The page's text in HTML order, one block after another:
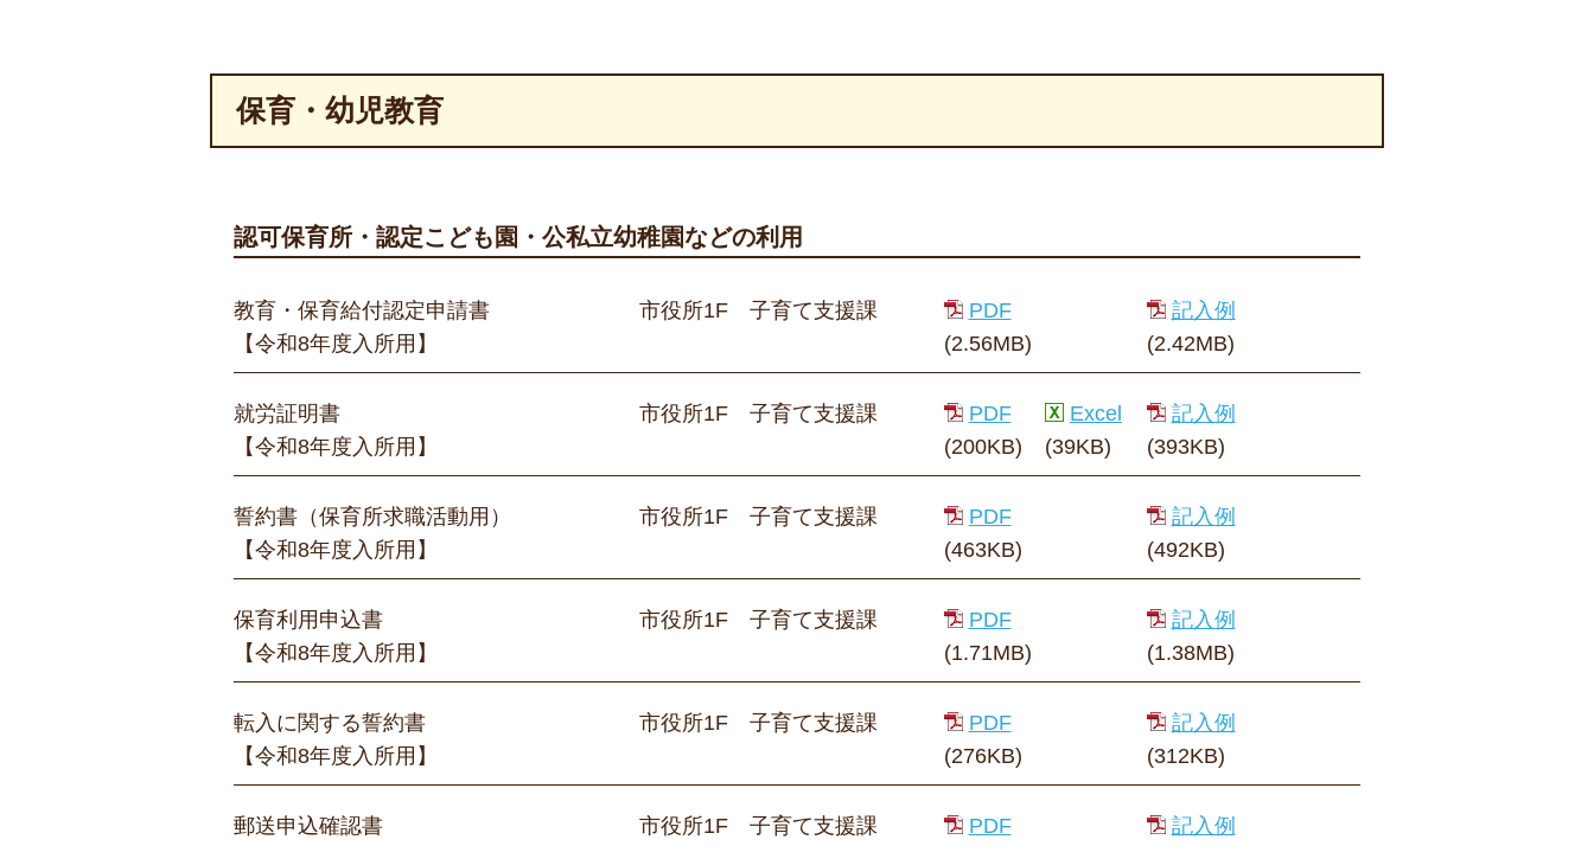
保育・幼児教育
認可保育所・認定こども園・公私立幼稚園などの利用
教育・保育給付認定申請書
【令和8年度入所用】
市役所1F 子育て支援課
PDF
(2.56MB)
記入例
(2.42MB)
就労証明書
【令和8年度入所用】
市役所1F 子育て支援課
PDF
(200KB)
Excel
(39KB)
記入例
(393KB)
誓約書（保育所求職活動用）
【令和8年度入所用】
市役所1F 子育て支援課
PDF
(463KB)
記入例
(492KB)
保育利用申込書
【令和8年度入所用】
市役所1F 子育て支援課
PDF
(1.71MB)
記入例
(1.38MB)
転入に関する誓約書
【令和8年度入所用】
市役所1F 子育て支援課
PDF
(276KB)
記入例
(312KB)
郵送申込確認書
市役所1F 子育て支援課
PDF
記入例